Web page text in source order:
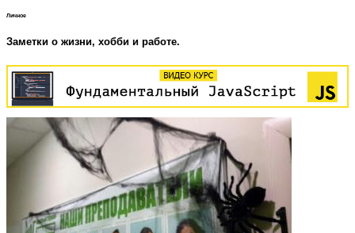
Личное
Заметки о жизни, хобби и работе.